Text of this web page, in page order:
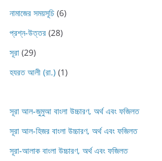
নামাজের সময়সূচি (6)
প্রশ্ন-উত্তর (28)
সূরা (29)
হযরত আলী (রা.) (1)
সূরা আল-জুমুআ বাংলা উচ্চারণ, অর্থ এবং ফজিলত
সূরা আল-হিজর বাংলা উচ্চারণ, অর্থ এবং ফজিলত
সূরা-আলাক বাংলা উচ্চারণ, অর্থ এবং ফজিলত